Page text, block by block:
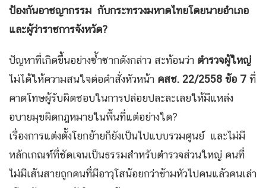
ป้องกันอาชญากรรม กับกระทรวงมหาดไทยโดยนายอำเภอ
และผู้ว่าราชการจังหวัด?
ปัญหาที่เกิดขึ้นอย่างซ้ำซากดังกล่าว สะท้อนว่า ตำรวจผู้ใหญ่
ไม่ได้ให้ความสนใจต่อคำสั่งหัวหน้า คสช. 22/2558 ข้อ 7 ที่
คาดโทษผู้รับผิดชอบในการปล่อยปละละเลยให้มีแหล่ง
อบายมุขผิดกฎหมายในพื้นที่แต่อย่างใด?
เรื่องการแต่งตั้งโยกย้ายก็ยังเป็นไปแบบรวมศูนย์ และไม่มี
หลักเกณฑ์ที่ชัดเจนเป็นธรรมสำหรับตำรวจส่วนใหญ่ คนที่
ไม่มีเส้นสายถูกคนที่มีอาวุโสน้อยกว่าข้ามหัวไปคนแล้วคนเล่า